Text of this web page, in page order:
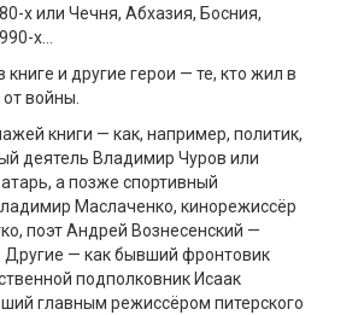
х или Чечня, Абхазия, Босния,
х…
книге и другие герои — те, кто жил в
войны.
книги — как, например, политик,
деятель Владимир Чуров или
а позже спортивный
Маслаченко, кинорежиссёр
поэт Андрей Вознесенский —
Другие — как бывший фронтовик
подполковник Исаак
главным режиссёром питерского